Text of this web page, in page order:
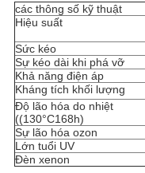
các thông số kỹ thuật
Hiệu suất
Sức kéo
Sự kéo dài khi phá vỡ
Khả năng điện áp
Kháng tích khối lượng
Độ lão hóa do nhiệt
((130°C168h)
Sự lão hóa ozon
Lớn tuổi UV
Đèn xenon